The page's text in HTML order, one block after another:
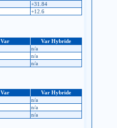
+31.84
+12.6
Var
Var Hybride
n/a
n/a
n/a
Var
Var Hybride
n/a
n/a
n/a